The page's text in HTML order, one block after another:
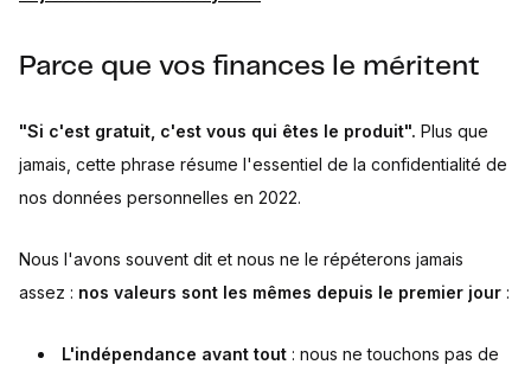
Parce que vos finances le méritent
"Si c'est gratuit, c'est vous qui êtes le produit". Plus que
jamais, cette phrase résume l'essentiel de la confidentialité de
nos données personnelles en 2022.
Nous l'avons souvent dit et nous ne le répéterons jamais
assez : nos valeurs sont les mêmes depuis le premier jour :
L'indépendance avant tout : nous ne touchons pas de